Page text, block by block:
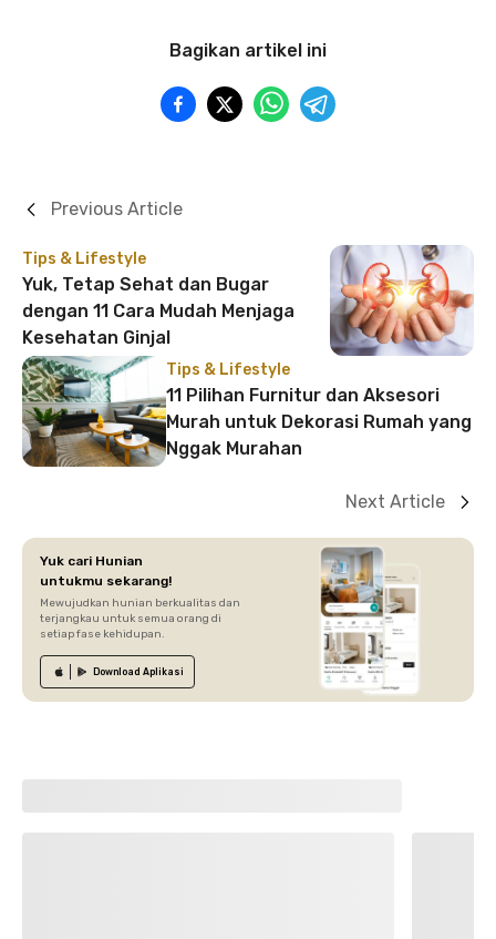
Bagikan artikel ini
Tips & Lifestyle
Yuk, Tetap Sehat dan Bugar
dengan 11 Cara Mudah Menjaga
Kesehatan Ginjal
Previous Article
Tips & Lifestyle
11 Pilihan Furnitur dan Aksesori
Murah untuk Dekorasi Rumah yang
Nggak Murahan
Next Article
Yuk cari Hunian
untukmu sekarang!
Mewujudkan hunian berkualitas dan
terjangkau untuk semua orang di
setiap fase kehidupan.
Download Aplikasi